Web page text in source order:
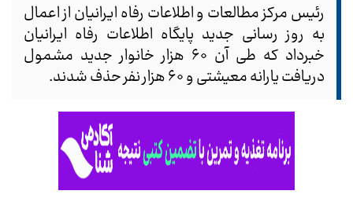
رئیس مرکز مطالعات و اطلاعات رفاه ایرانیان از اعمال
به روز رسانی جدید پایگاه اطلاعات رفاه ایرانیان
خبرداد که طی آن ۶۰ هزار خانوار جدید مشمول
دریافت یارانه معیشتی و ۶۰ هزار نفر حذف شدند.